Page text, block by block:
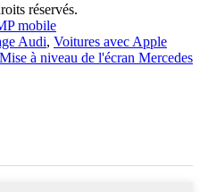
réservés.
mobile
Audi, Voitures avec Apple
Mise à niveau de l'écran Mercedes